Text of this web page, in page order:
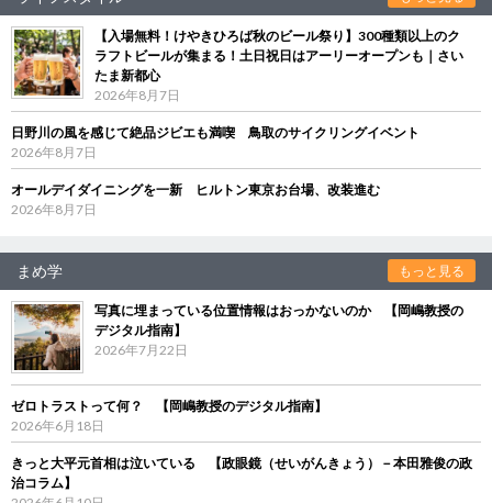
【入場無料！けやきひろば秋のビール祭り】300種類以上のク
ラフトビールが集まる！土日祝日はアーリーオープンも｜さい
たま新都心
2026年8月7日
日野川の風を感じて絶品ジビエも満喫 鳥取のサイクリングイベント
2026年8月7日
オールデイダイニングを一新 ヒルトン東京お台場、改装進む
2026年8月7日
まめ学 もっと見る
写真に埋まっている位置情報はおっかないのか 【岡嶋教授の
デジタル指南】
2026年7月22日
ゼロトラストって何？ 【岡嶋教授のデジタル指南】
2026年6月18日
きっと大平元首相は泣いている 【政眼鏡（せいがんきょう）－本田雅俊の政
治コラム】